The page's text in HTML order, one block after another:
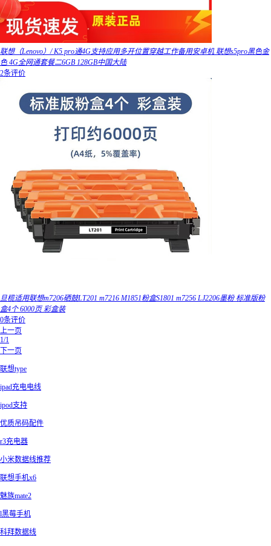
联想（Lenovo）/ K5 pro通4G支持应用多开位置穿越工作备用安卓机 联想s5pro黑色金
色 4G全网通套餐二6GB 128GB中国大陆
2条评价
旦榄适用联想m7206硒鼓LT201 m7216 M1851粉盒S1801 m7256 LJ2206墨粉 标准版粉
盒4个 6000页 彩盒装
0条评价
上一页
1/1
下一页
联想type
ipad充电电线
ipod支持
优质吊码配件
r3充电器
小米数据线推荐
联想手机x6
魅族mate2
l黑莓手机
科拜数据线